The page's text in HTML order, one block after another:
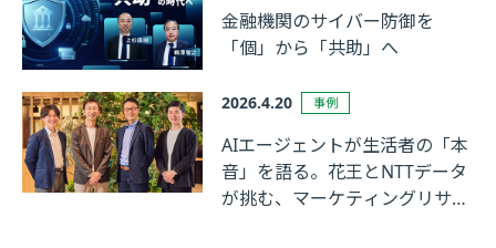
金融機関のサイバー防御を
「個」から「共助」へ
2026.4.20 事例
AIエージェントが生活者の「本
音」を語る。花王とNTTデータ
が挑む、マーケティングリサー